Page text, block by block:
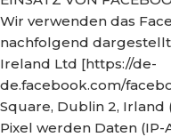
Wir verwenden das
nachfolgend
Ireland Ltd [https://de-
de.facebook.com/
Square, Dublin 2, Irland
Pixel werden Daten